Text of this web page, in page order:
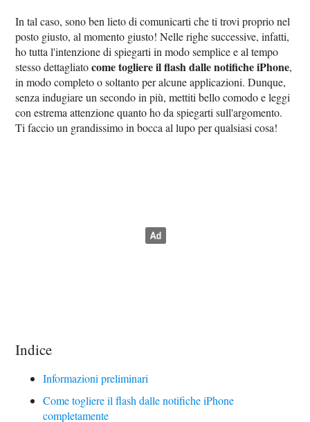
In tal caso, sono ben lieto di comunicarti che ti trovi proprio nel
posto giusto, al momento giusto! Nelle righe successive, infatti,
ho tutta l'intenzione di spiegarti in modo semplice e al tempo
stesso dettagliatocome togliere il flash dalle notifiche iPhone,
in modo completo o soltanto per alcune applicazioni. Dunque,
senza indugiare un secondo in più, mettiti bello comodo e leggi
con estrema attenzione quanto ho da spiegarti sull'argomento.
Ti faccio un grandissimo in bocca al lupo per qualsiasi cosa!
Indice
Informazioni preliminari
Come togliere il flash dalle notifiche iPhone
completamente